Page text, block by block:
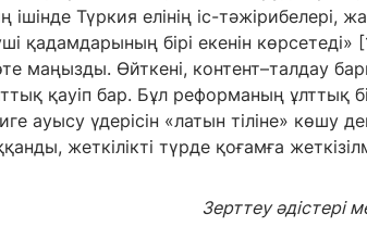
Түркия елінің іс-тәжірибелері,
қадамдарының бірі екенін көрсетеді»
маңызды. Өйткені, контент–талдау
қауіп бар. Бұл реформаның ұлттық
ауысу үдерісін «латын тіліне»
жеткілікті түрде қоғамға
Зерттеу әдістері